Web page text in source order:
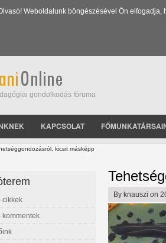
Weboldalunk böngészésével Ön
gondolkodás fóruma
KAPCSOLAT
kicsit másképp
By knauszi on
cikkek
kommentek